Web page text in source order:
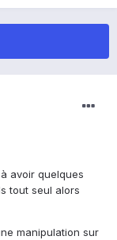
avoir quelques
tout seul alors
manipulation sur